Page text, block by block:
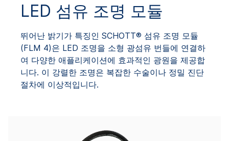
LED 섬유 조명 모듈
뛰어난 밝기가 특징인 SCHOTT® 섬유 조명 모듈
(FLM 4)은 LED 조명을 소형 광섬유 번들에 연결하
여 다양한 애플리케이션에 효과적인 광원을 제공합
니다. 이 강렬한 조명은 복잡한 수술이나 정밀 진단
절차에 이상적입니다.